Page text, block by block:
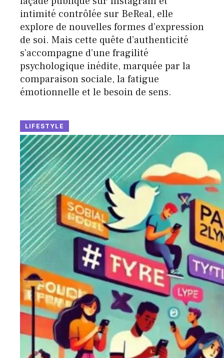
intimité contrôlée sur BeReal, elle
explore de nouvelles formes d’expression
de soi. Mais cette quête d’authenticité
s’accompagne d’une fragilité
psychologique inédite, marquée par la
comparaison sociale, la fatigue
émotionnelle et le besoin de sens.
LIFESTYLE